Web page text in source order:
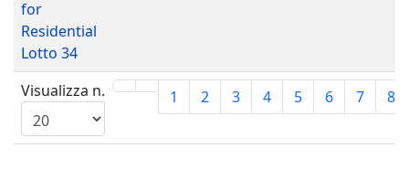
Visualizza n. 1 2 3 4 5 6 7 8
for
Residential
Lotto 34